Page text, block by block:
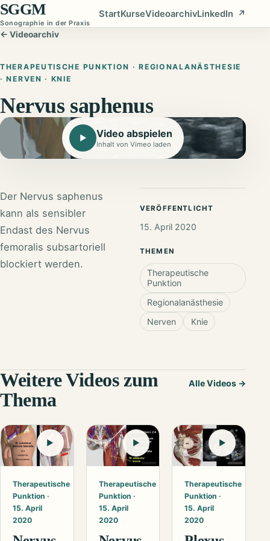
SGGM
Sonographie in der Praxis
StartKurseVideoarchivLinkedIn ↗
← Videoarchiv
THERAPEUTISCHE PUNKTION · REGIONALANÄSTHESIE
· NERVEN · KNIE
Nervus saphenus
▶ Video abspielen
Inhalt von Vimeo laden
Der Nervus saphenus
kann als sensibler
Endast des Nervus
femoralis subsartoriell
blockiert werden.
VERÖFFENTLICHT
15. April 2020
THEMEN
Therapeutische
Punktion
Regionalanästhesie
Nerven
Knie
Weitere Videos zum
Thema
Alle Videos →
▶
Therapeutische
Punktion ·
15. April
2020
▶
Therapeutische
Punktion ·
15. April
2020
▶
Therapeutische
Punktion ·
15. April
2020